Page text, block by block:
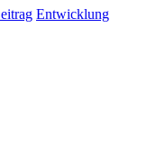
Entwicklung